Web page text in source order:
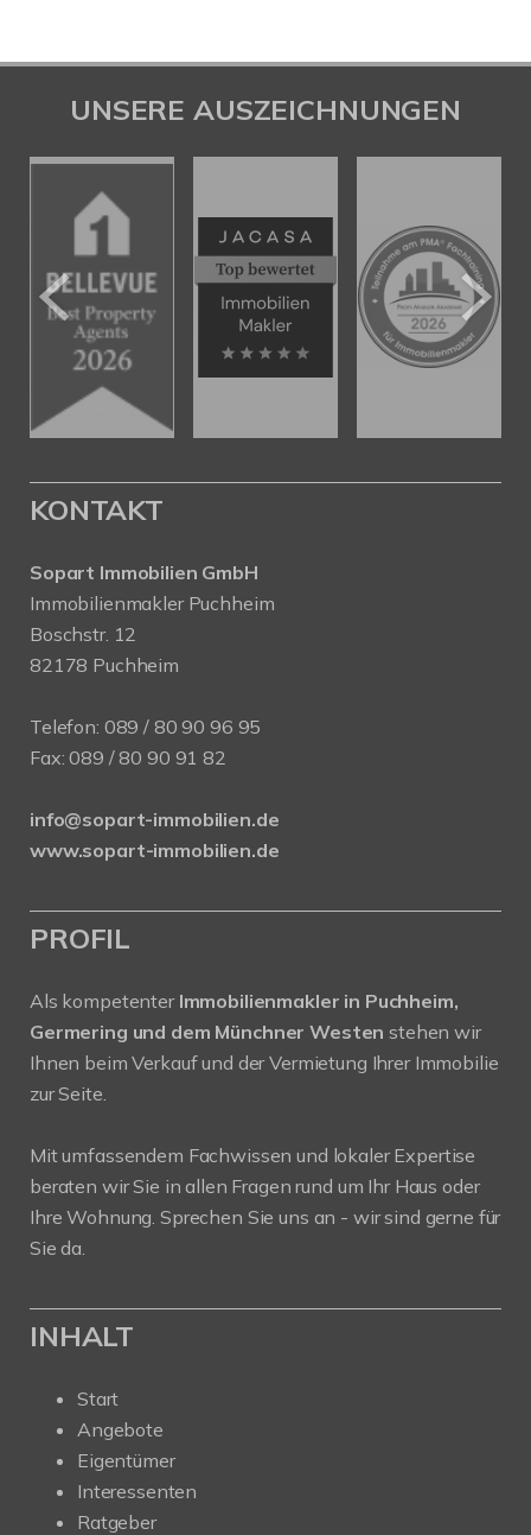
UNSERE AUSZEICHNUNGEN
KONTAKT
Sopart Immobilien GmbH
Immobilienmakler Puchheim
Boschstr. 12
82178 Puchheim
Telefon: 089 / 80 90 96 95
Fax: 089 / 80 90 91 82
info@sopart-immobilien.de
www.sopart-immobilien.de
PROFIL
Als kompetenter Immobilienmakler in Puchheim,
Germering und dem Münchner Westen stehen wir
Ihnen beim Verkauf und der Vermietung Ihrer Immobilie
zur Seite.
Mit umfassendem Fachwissen und lokaler Expertise
beraten wir Sie in allen Fragen rund um Ihr Haus oder
Ihre Wohnung. Sprechen Sie uns an - wir sind gerne für
Sie da.
INHALT
Start
Angebote
Eigentümer
Interessenten
Ratgeber